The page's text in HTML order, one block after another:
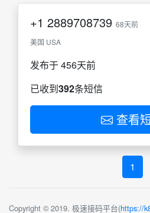
+1 2889708739 68天前
美国 USA
发布于 456天前
已收到392条短信
查看
1
Copyright © 2019. 极速接码平台(https://